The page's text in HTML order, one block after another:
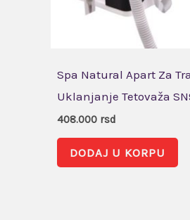
Spa Natural Apart Za
Uklanjanje Tetovaža
408.000 rsd
DODAJ U KORPU